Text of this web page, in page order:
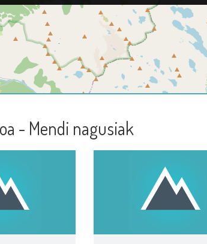
- Mendi nagusiak